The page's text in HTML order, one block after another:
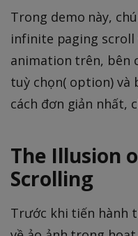
Trong demo này,
infinite paging scroll
animation trên, bên
tuỳ chọn( option) và
cách đơn giản nhất,
The Illusion
Scrolling
Trước khi tiến hành